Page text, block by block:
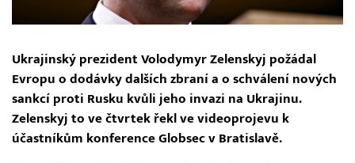
Ukrajinský prezident Volodymyr Zelenskyj požádal
Evropu o dodávky dalších zbraní a o schválení nových
sankcí proti Rusku kvůli jeho invazi na Ukrajinu.
Zelenskyj to ve čtvrtek řekl ve videoprojevu k
účastníkům konference Globsec v Bratislavě.